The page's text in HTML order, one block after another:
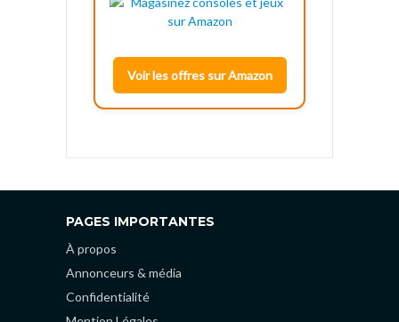
Voir les offres sur Amazon
PAGES IMPORTANTES
À propos
Annonceurs & média
Confidentialité